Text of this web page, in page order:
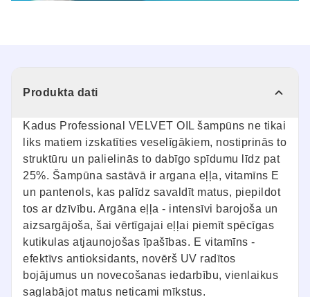
Produkta dati
Kadus Professional VELVET OIL šampūns ne tikai
liks matiem izskatīties veselīgākiem, nostiprinās to
struktūru un palielinās to dabīgo spīdumu līdz pat
25%. Šampūna sastāvā ir argana eļļa, vitamīns E
un pantenols, kas palīdz savaldīt matus, piepildot
tos ar dzīvību. Argāna eļļa - intensīvi barojoša un
aizsargājoša, šai vērtīgajai eļļai piemīt spēcīgas
kutikulas atjaunojošas īpašības. E vitamīns -
efektīvs antioksidants, novērš UV radītos
bojājumus un novecošanas iedarbību, vienlaikus
saglabājot matus neticami mīkstus.